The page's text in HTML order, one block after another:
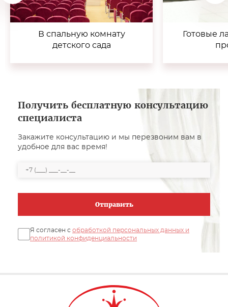
В спальную комнату
детского сада
Готовые
Получить бесплатную консультацию
специалиста
Закажите консультацию и мы перезвоним вам в
удобное для вас время!
Отправить
Я согласен с обработкой персональных данных и
политикой конфиденциальности